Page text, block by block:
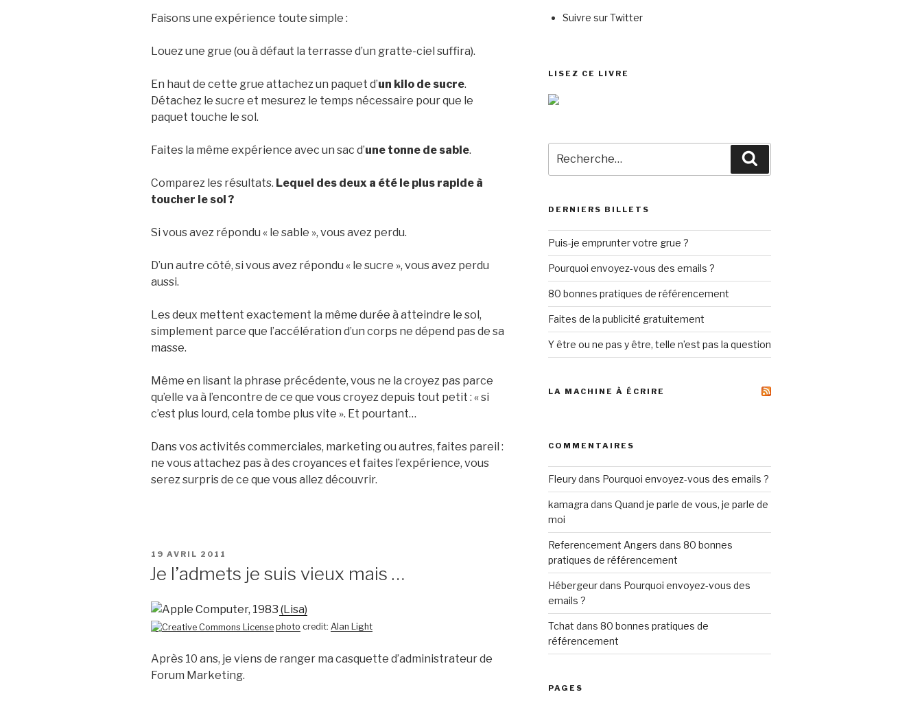
Faisons une expérience toute simple :
Louez une grue (ou à défaut la terrasse d’un gratte-ciel suffira).
En haut de cette grue attachez un paquet d’un kilo de sucre.
Détachez le sucre et mesurez le temps nécessaire pour que le
paquet touche le sol.
Faites la même expérience avec un sac d’une tonne de sable.
Comparez les résultats. Lequel des deux a été le plus rapide à
toucher le sol ?
Si vous avez répondu « le sable », vous avez perdu.
D’un autre côté, si vous avez répondu « le sucre », vous avez perdu
aussi.
Les deux mettent exactement la même durée à atteindre le sol,
simplement parce que l’accélération d’un corps ne dépend pas de sa
masse.
Même en lisant la phrase précédente, vous ne la croyez pas parce
qu’elle va à l’encontre de ce que vous croyez depuis tout petit : « si
c’est plus lourd, cela tombe plus vite ». Et pourtant…
Dans vos activités commerciales, marketing ou autres, faites pareil :
ne vous attachez pas à des croyances et faites l’expérience, vous
serez surpris de ce que vous allez découvrir.
PUBLIÉ
19 AVRIL 2011
Je l’admets je suis vieux mais …
photo credit: Alan Light
Après 10 ans, je viens de ranger ma casquette d’administrateur de
Forum Marketing.
Suivre sur Twitter
LISEZ CE LIVRE
pour
:
DERNIERS BILLETS
Puis-je emprunter votre grue ?
Pourquoi envoyez-vous des emails ?
80 bonnes pratiques de référencement
Faites de la publicité gratuitement
Y être ou ne pas y être, telle n’est pas la question
LA MACHINE À ÉCRIRE
COMMENTAIRES
Fleurydans Pourquoi envoyez-vous des emails ?
kamagra dans Quand je parle de vous, je parle de
moi
Referencement Angers dans 80 bonnes
pratiques de référencement
Hébergeurdans Pourquoi envoyez-vous des
emails ?
Tchat dans 80 bonnes pratiques de
référencement
PAGES